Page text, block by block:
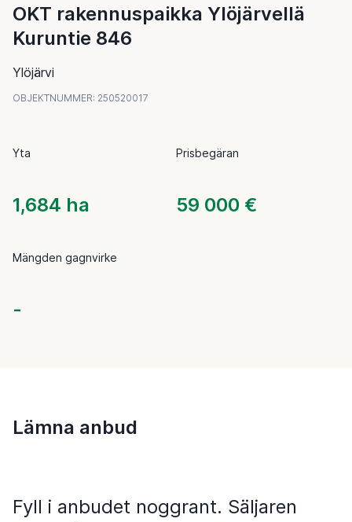
OKT rakennuspaikka Ylöjärvellä
Kuruntie 846
Ylöjärvi
OBJEKTNUMMER: 250520017
Yta
1,684 ha
Mängden gagnvirke
-
Prisbegäran
59 000 €
Lämna anbud
Fyll i anbudet noggrant. Säljaren